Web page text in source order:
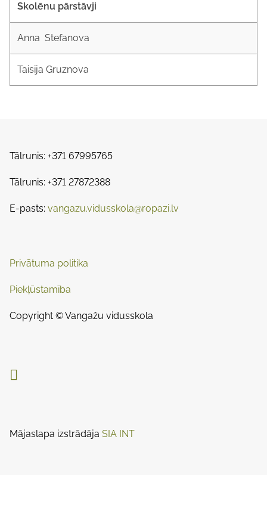
Skolēnu pārstāvji
Anna Stefanova
Taisija Gruznova
Tālrunis: +371 67995765
Tālrunis: +371 27872388
E-pasts: vangazu.vidusskola@ropazi.lv
Privātuma politika
Piekļūstamība
Copyright © Vangažu vidusskola

Mājaslapa izstrādāja SIA INT